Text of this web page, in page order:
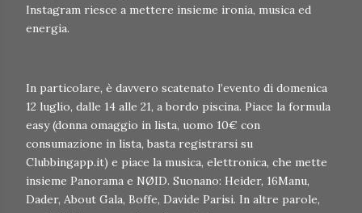
Instagram riesce a mettere insieme ironia, musica ed
energia.
In particolare, è davvero scatenato l’evento di domenica
12 luglio, dalle 14 alle 21, a bordo piscina. Piace la formula
easy (donna omaggio in lista, uomo 10€ con
consumazione in lista, basta registrarsi su
Clubbingapp.it) e piace la musica, elettronica, che mette
insieme Panorama e NØID. Suonano: Heider, 16Manu,
Dader, About Gala, Boffe, Davide Parisi. In altre parole,